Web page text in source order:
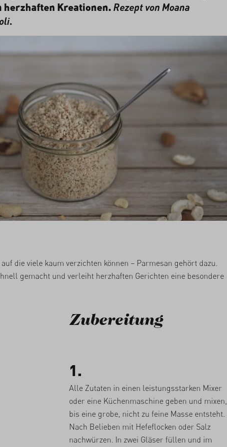
herzhaften Kreationen. Rezept von Moana
.
die viele kaum verzichten können – Parmesan gehört dazu.
gemacht und verleiht herzhaften Gerichten eine besondere
Zubereitung
1.
Alle Zutaten in einen leistungsstarken Mixer
oder eine Küchenmaschine geben und mixen,
bis eine grobe, nicht zu feine Masse entsteht.
Nach Belieben mit Hefeflocken oder Salz
nachwürzen. In zwei Gläser füllen und im